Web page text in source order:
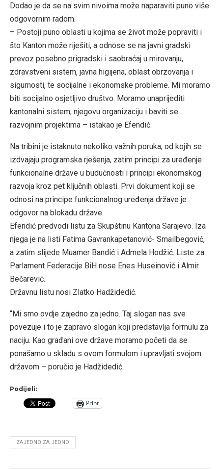
Dodao je da se na svim nivoima može naparaviti puno više
odgovornim radom.
– Postoji puno oblasti u kojima se život može popraviti i
što Kanton može riješiti, a odnose se na javni gradski
prevoz posebno prigradski i saobraćaj u mirovanju,
zdravstveni sistem, javna higijena, oblast obrzovanja i
sigurnosti, te socijalne i ekonomske probleme. Mi moramo
biti socijalno osjetljivo društvo. Moramo unaprijediti
kantonalni sistem, njegovu organizaciju i baviti se
razvojnim projektima – istakao je Efendić.
Na tribini je istaknuto nekoliko važnih poruka, od kojih se
izdvajaju programska rješenja, zatim principi za uređenje
funkcionalne države u budućnosti i principi ekonomskog
razvoja kroz pet ključnih oblasti. Prvi dokument koji se
odnosi na principe funkcionalnog uređenja države je
odgovor na blokadu države.
Efendić predvodi listu za Skupštinu Kantona Sarajevo. Iza
njega je na listi Fatima Gavrankapetanović- Smailbegović,
a zatim slijede Muamer Bandić i Admela Hodžić. Liste za
Parlament Federacije BiH nose Enes Huseinović i Almir
Bečarević.
Državnu listu nosi Zlatko Hadžidedić.
“Mi smo ovdje zajedno za jedno. Taj slogan nas sve
povezuje i to je zapravo slogan koji predstavlja formulu za
naciju. Kao građani ove države moramo početi da se
ponašamo u skladu s ovom formulom i upravljati svojom
državom – poručio je Hadžidedić.
Podijeli:
Print
ZAJEDNO ZA JEDNO